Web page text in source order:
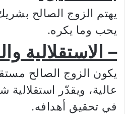
يهتم الزوج الصالح
يحب وما يكره.
– الاستقلالية
يكون الزوج الصالح
عالية، ويقدّر
في تحقيق أهدافه.